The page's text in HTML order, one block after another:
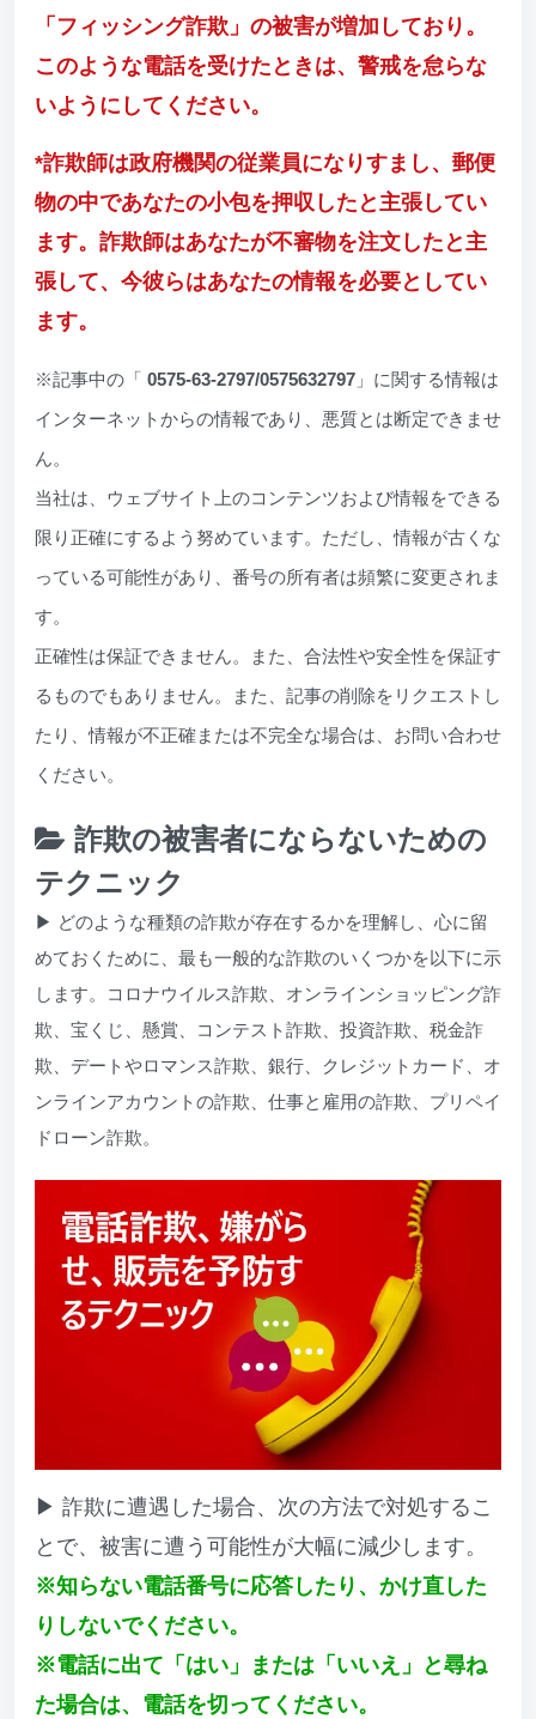
「フィッシング詐欺」の被害が増加しており。
このような電話を受けたときは、警戒を怠らな
いようにしてください。
*詐欺師は政府機関の従業員になりすまし、郵便
物の中であなたの小包を押収したと主張してい
ます。詐欺師はあなたが不審物を注文したと主
張して、今彼らはあなたの情報を必要としてい
ます。
※記事中の「 0575-63-2797/0575632797 」に関する情報は
インターネットからの情報であり、悪質とは断定できませ
ん。
当社は、ウェブサイト上のコンテンツおよび情報をできる
限り正確にするよう努めています。ただし、情報が古くな
っている可能性があり、番号の所有者は頻繁に変更されま
す。
正確性は保証できません。また、合法性や安全性を保証す
るものでもありません。また、記事の削除をリクエストし
たり、情報が不正確または不完全な場合は、お問い合わせ
ください。
詐欺の被害者にならないための
テクニック
▶ どのような種類の詐欺が存在するかを理解し、心に留
めておくために、最も一般的な詐欺のいくつかを以下に示
します。コロナウイルス詐欺、オンラインショッピング詐
欺、宝くじ、懸賞、コンテスト詐欺、投資詐欺、税金詐
欺、デートやロマンス詐欺、銀行、クレジットカード、オ
ンラインアカウントの詐欺、仕事と雇用の詐欺、プリペイ
ドローン詐欺。
▶ 詐欺に遭遇した場合、次の方法で対処するこ
とで、被害に遭う可能性が大幅に減少します。
※知らない電話番号に応答したり、かけ直した
りしないでください。
※電話に出て「はい」または「いいえ」と尋ね
た場合は、電話を切ってください。